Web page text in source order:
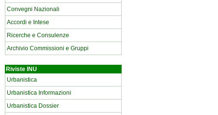
Convegni Nazionali
Accordi e Intese
Ricerche e Consulenze
Archivio Commissioni e Gruppi
Riviste INU
Urbanistica
Urbanistica Informazioni
Urbanistica Dossier